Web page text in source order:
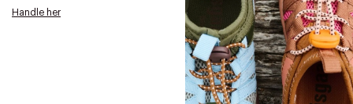
Handle her